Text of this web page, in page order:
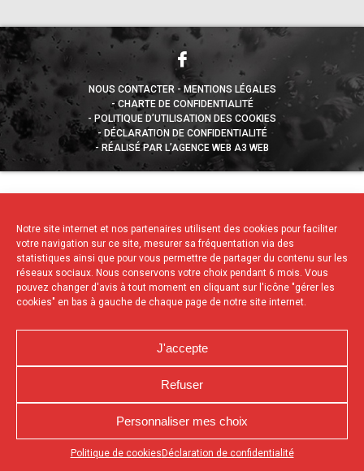
Notre site internet et nos partenaires utilisent des cookies pour faciliter
votre navigation sur ce site, mesurer sa fréquentation via des
statistiques ainsi que pour vous permettre de partager du contenu sur les
réseaux sociaux. Nous conservons votre choix pendant 6 mois. Vous
pouvez changer d'avis à tout moment en cliquant sur l'icône "gérer les
cookies" en bas à gauche de chaque page de notre site internet.
J'accepte
Refuser
Personnaliser mes choix
Politique de cookies Déclaration de confidentialité
Appuyez sur le bouton partager en bas de votre
NOUS CONTACTER
MENTIONS LÉGALES
CHARTE DE CONFIDENTIALITÉ
POLITIQUE D’UTILISATION DES COOKIES
DÉCLARATION DE CONFIDENTIALITÉ
RÉALISÉ PAR L’AGENCE WEB A3 WEB